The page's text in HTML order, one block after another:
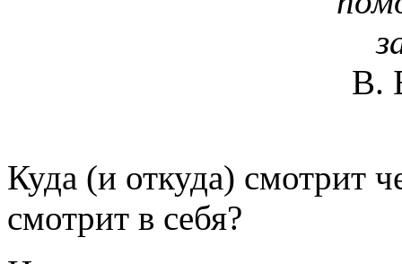
В.
Куда (и откуда) смотрит
смотрит в себя?